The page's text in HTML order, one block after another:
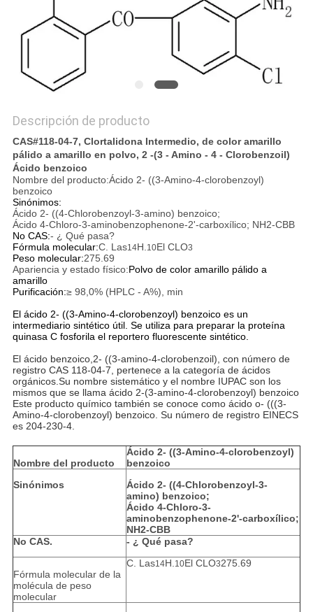
Descripción de producto
CAS#118-04-7, Clortalidona Intermedio, de color amarillo
pálido a amarillo en polvo, 2 -(3 - Amino - 4 - Clorobenzoil)
Ácido benzoico
Nombre del producto:Ácido 2- ((3-Amino-4-clorobenzoyl)
benzoico
Sinónimos:
Ácido 2- ((4-Chlorobenzoyl-3-amino) benzoico;
Ácido 4-Chloro-3-aminobenzophenone-2'-carboxílico; NH2-CBB
No CAS:- ¿ Qué pasa?
Fórmula molecular:C. Las14H.10El CLO3
Peso molecular:275.69
Apariencia y estado físico:Polvo de color amarillo pálido a
amarillo
Purificación:≥ 98,0% (HPLC - A%), min
El ácido 2- ((3-Amino-4-clorobenzoyl) benzoico es un
intermediario sintético útil. Se utiliza para preparar la proteína
quinasa C fosforila el reportero fluorescente sintético.
El ácido benzoico,2- ((3-amino-4-clorobenzoil), con número de
registro CAS 118-04-7, pertenece a la categoría de ácidos
orgánicos.Su nombre sistemático y el nombre IUPAC son los
mismos que se llama ácido 2-(3-amino-4-clorobenzoyl) benzoico
Este producto químico también se conoce como ácido o- (((3-
Amino-4-clorobenzoyl) benzoico. Su número de registro EINECS
es 204-230-4.
Nombre del producto
Ácido 2- ((3-Amino-4-clorobenzoyl)
benzoico
Sinónimos
Ácido 2- ((4-Chlorobenzoyl-3-
amino) benzoico;
Ácido 4-Chloro-3-
aminobenzophenone-2'-carboxílico;
NH2-CBB
No CAS.
- ¿ Qué pasa?
Fórmula molecular de la
molécula de peso
molecular
C. Las14H.10El CLO3275.69